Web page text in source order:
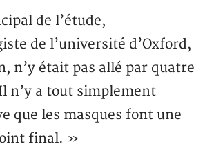
de l’étude,
de l’université d’Oxford,
n’y était pas allé par quatre
n’y a tout simplement
que les masques font une
final. »